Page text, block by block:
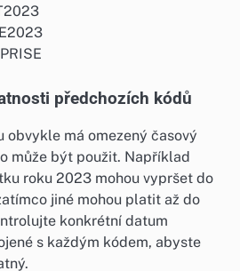
předchozích kódů
obvykle má omezený časový
může být použit. Například
roku 2023 mohou vypršet do
jiné mohou platit až do
konkrétní datum
s každým kódem, abyste